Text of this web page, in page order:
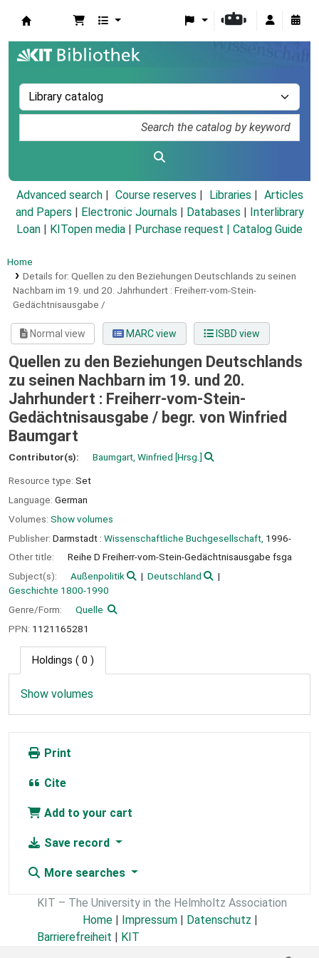
Advanced search Course reserves Libraries
Articles
and Papers
Electronic Journals Databases
Interlibrary
Loan
KITopen media Purchase request | Catalog Guide
Home
Details for: Quellen zu den Beziehungen Deutschlands zu seinen
Nachbarn im 19. und 20. Jahrhundert : Freiherr-vom-Stein-
Gedächtnisausgabe /
Normal view MARC view ISBD view
Quellen zu den Beziehungen Deutschlands
zu seinen Nachbarn im 19. und 20.
Jahrhundert : Freiherr-vom-Stein-
Gedächtnisausgabe / begr. von Winfried
Baumgart
Contributor(s): Baumgart, Winfried [Hrsg.]
Resource type: Set
Language: German
Volumes: Show volumes
Publisher: Darmstadt : Wissenschaftliche Buchgesellschaft, 1996-
Other title:
Reihe D Freiherr-vom-Stein-Gedächtnisausgabe fsga
Subject(s):
Außenpolitik
Deutschland
Geschichte 1800-1990
Genre/Form:
Quelle
PPN: 1121165281
Holdings ( 0 )
Show volumes
Print
Cite
Add to your cart
Save record
More searches
KIT – The University in the Helmholtz Association
Home | Impressum | Datenschutz |
Barrierefreiheit | KIT